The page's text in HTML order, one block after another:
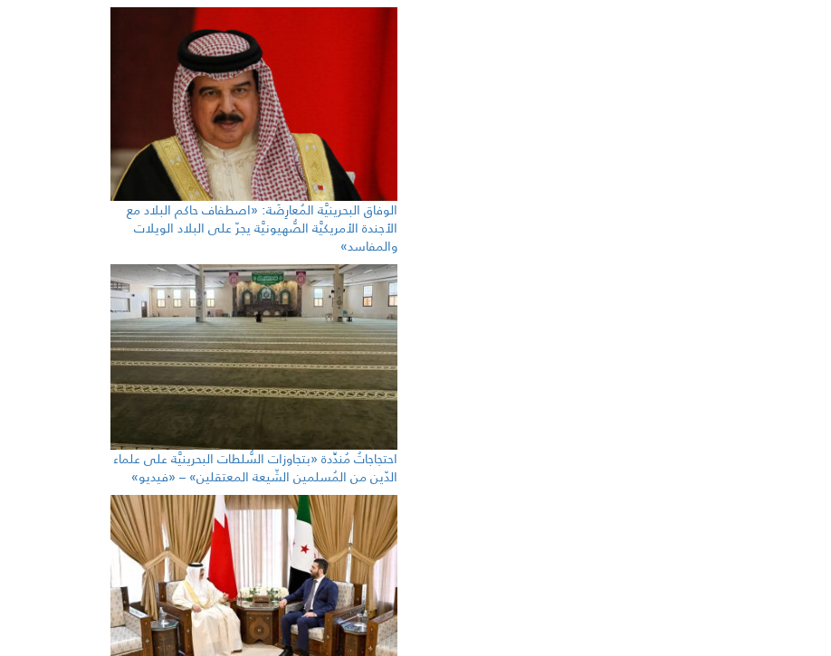
الوفاق البحرينيَّة المُعارِضَة: «اصطفاف حاكم البلاد مع
الأجندة الأمريكيَّة الصُّهيونيَّة يجرّ على البلاد الويلات
والمفاسد»
احتجاجاتٌ مُندِّدة «بتجاوزات السُّلطات البحرينيَّة على علماء
الدّين من المُسلمين الشّيعة المعتقلين» – «فيديو»